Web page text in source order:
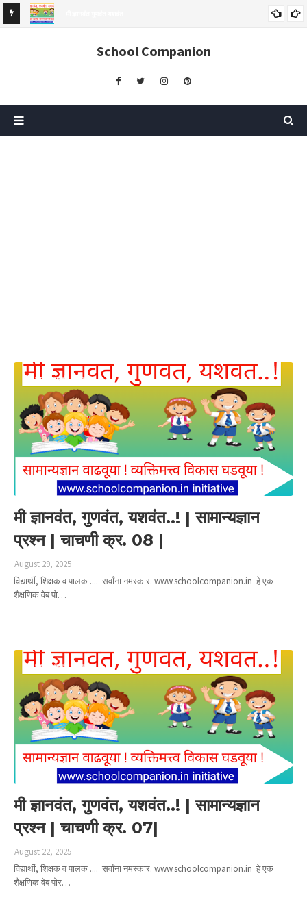
School Companion
मी ज्ञानवंत गुणवंत यशवंत
मी ज्ञानवंत, गुणवंत, यशवंत..! | सामान्यज्ञान
प्रश्न | चाचणी क्र. 08 |
August 29, 2025
विद्यार्थी, शिक्षक व पालक .... सर्वांना नमस्कार. www.schoolcompanion.in हे एक
शैक्षणिक वेब पो…
मी ज्ञानवंत गुणवंत यशवंत
मी ज्ञानवंत, गुणवंत, यशवंत..! | सामान्यज्ञान
प्रश्न | चाचणी क्र. 07|
August 22, 2025
विद्यार्थी, शिक्षक व पालक .... सर्वांना नमस्कार. www.schoolcompanion.in हे एक
शैक्षणिक वेब पोर…